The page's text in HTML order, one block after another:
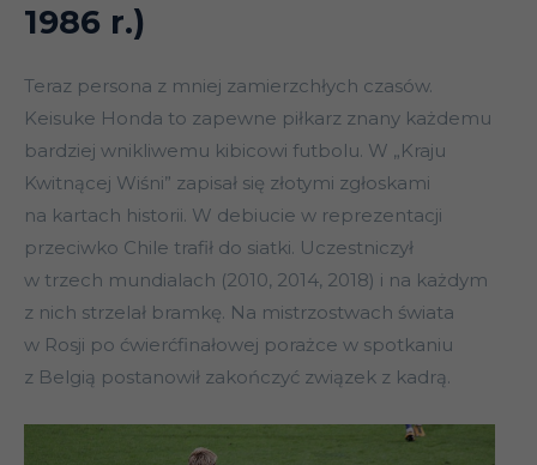
1986 r.)
Teraz persona z mniej zamierzchłych czasów.
Keisuke Honda to zapewne piłkarz znany każdemu
bardziej wnikliwemu kibicowi futbolu. W „Kraju
Kwitnącej Wiśni” zapisał się złotymi zgłoskami
na kartach historii. W debiucie w reprezentacji
przeciwko Chile trafił do siatki. Uczestniczył
w trzech mundialach (2010, 2014, 2018) i na każdym
z nich strzelał bramkę. Na mistrzostwach świata
w Rosji po ćwierćfinałowej porażce w spotkaniu
z Belgią postanowił zakończyć związek z kadrą.